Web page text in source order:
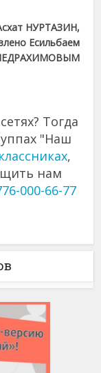
НУРТАЗИН,
Есильбаем
Тогда
"Наш
,
нам
000-66-77